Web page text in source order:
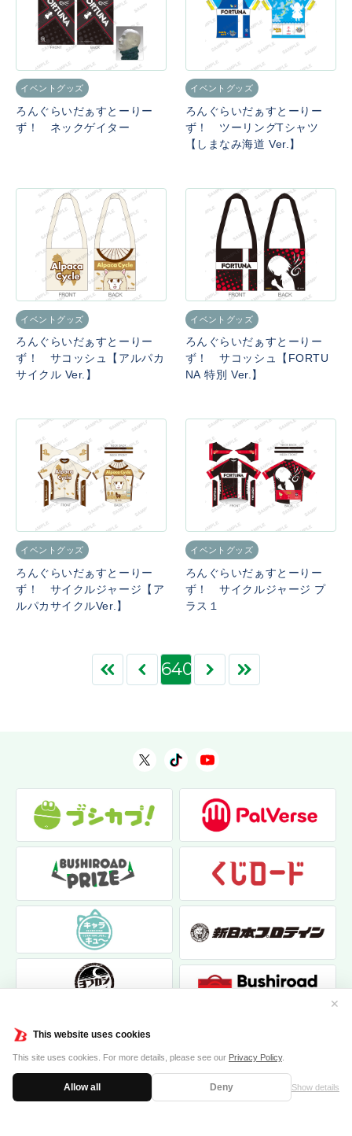
This website uses cookies
This site uses cookies. For more details, please see our Privacy Policy.
Allow all Deny Show details
✕
イベントグッズ
ろんぐらいだぁすとーりー
ず！ ネックゲイター
イベントグッズ
ろんぐらいだぁすとーりー
ず！ ツーリングTシャツ
【しまなみ海道 Ver.】
イベントグッズ
ろんぐらいだぁすとーりー
ず！ サコッシュ【アルパカ
サイクル Ver.】
イベントグッズ
ろんぐらいだぁすとーりー
ず！ サコッシュ【FORTU
NA 特別 Ver.】
イベントグッズ
ろんぐらいだぁすとーりー
ず！ サイクルジャージ【ア
ルパカサイクルVer.】
イベントグッズ
ろんぐらいだぁすとーりー
ず！ サイクルジャージ プ
ラス１
640